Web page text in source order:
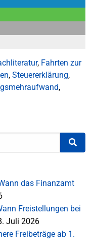
, Fahrten zur
, Steuererklärung,
,
das Finanzamt
Freistellungen bei
Juli 2026
Freibeträge ab 1.